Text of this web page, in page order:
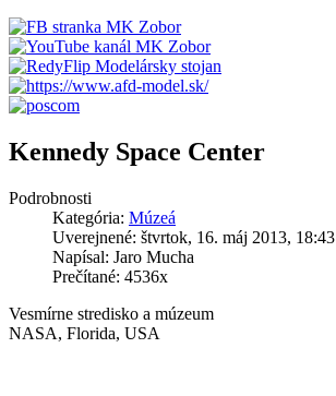
Kennedy Space Center
Podrobnosti
Kategória: Múzeá
Uverejnené: štvrtok, 16. máj 2013, 18:43
Napísal: Jaro Mucha
Prečítané: 4536x
Vesmírne stredisko a múzeum
NASA, Florida, USA